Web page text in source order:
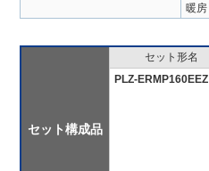
暖房
セット構成品
セット形名
PLZ-ERMP160EEZ